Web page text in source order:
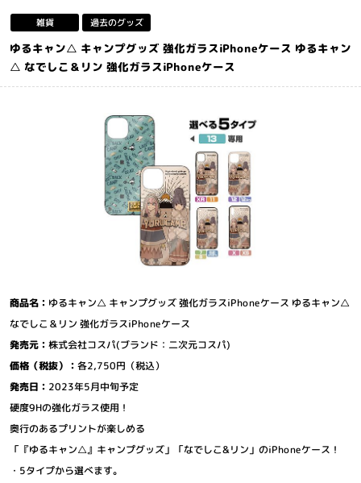
イ
ト
ニュース
雑貨 過去のグッズ
ゆるキャン△ キャンプグッズ 強化ガラスiPhoneケース ゆるキャン
△ なでしこ＆リン 強化ガラスiPhoneケース
商品名： ゆるキャン△ キャンプグッズ 強化ガラスiPhoneケース ゆるキャン△
なでしこ＆リン 強化ガラスiPhoneケース
発売元：株式会社コスパ(ブランド：二次元コスパ)
価格（税抜）： 各2,750円（税込）
発売日： 2023年5月中旬予定
硬度9Hの強化ガラス使用！
奥行のあるプリントが楽しめる
「『ゆるキャン△』キャンプグッズ」「なでしこ&リン」のiPhoneケース！
・5タイプから選べます。